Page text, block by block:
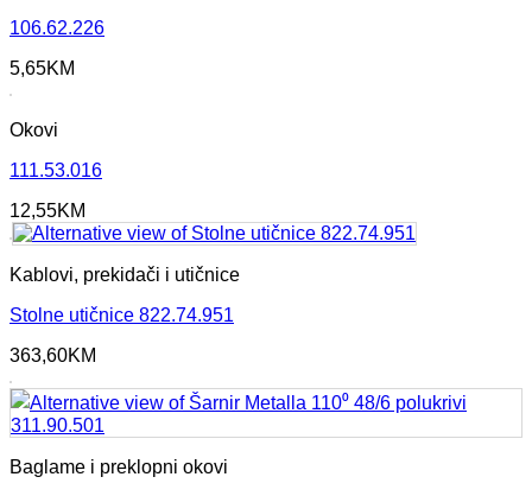
106.62.226
5,65KM
Okovi
111.53.016
12,55KM
Kablovi, prekidači i utičnice
Stolne utičnice 822.74.951
363,60KM
Baglame i preklopni okovi